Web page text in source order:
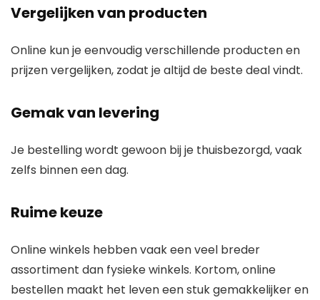
Vergelijken van producten
Online kun je eenvoudig verschillende producten en
prijzen vergelijken, zodat je altijd de beste deal vindt.
Gemak van levering
Je bestelling wordt gewoon bij je thuisbezorgd, vaak
zelfs binnen een dag.
Ruime keuze
Online winkels hebben vaak een veel breder
assortiment dan fysieke winkels. Kortom, online
bestellen maakt het leven een stuk gemakkelijker en